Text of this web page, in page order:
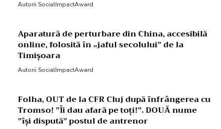
Autorii SocialImpactAward
Aparatură de perturbare din China, accesibilă
online, folosită în „jaful secolului” de la
Timișoara
Autorii SocialImpactAward
Folha, OUT de la CFR Cluj după înfrângerea cu
Tromso! ”Îi dau afară pe toți!”. DOUĂ nume
”își dispută” postul de antrenor